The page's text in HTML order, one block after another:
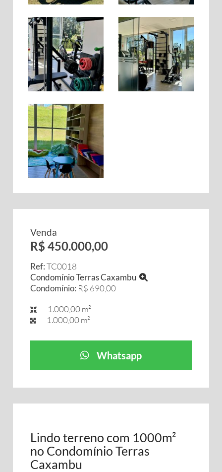
Venda
R$ 450.000,00
Ref:TC0018
Condomínio Terras Caxambu
Condomínio: R$ 690,00
1.000,00 m²
1.000,00 m²
Whatsapp
Lindo terreno com 1000m²
no Condomínio Terras
Caxambu